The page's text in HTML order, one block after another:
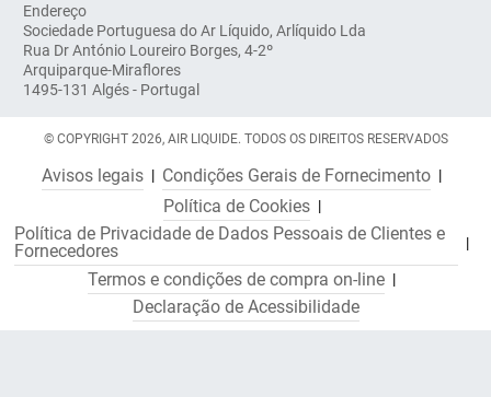
Endereço
Sociedade Portuguesa do Ar Líquido, Arlíquido Lda
Rua Dr António Loureiro Borges, 4-2º
Arquiparque-Miraflores
1495-131 Algés - Portugal
© COPYRIGHT 2026, AIR LIQUIDE. TODOS OS DIREITOS RESERVADOS
Avisos legais
Condições Gerais de Fornecimento
Política de Cookies
Política de Privacidade de Dados Pessoais de Clientes e
Fornecedores
Termos e condições de compra on-line
Declaração de Acessibilidade